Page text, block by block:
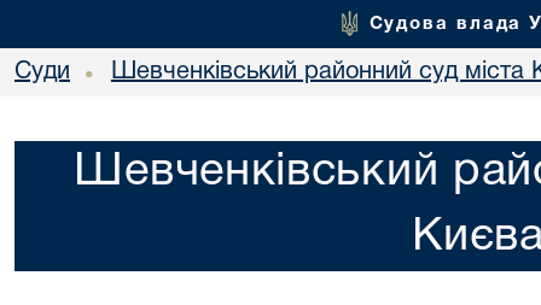
Судова влада
Суди • Шевченківський районний суд міста
Шевченківський